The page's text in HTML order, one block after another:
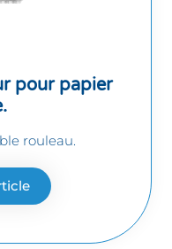
pour papier
rouleau.